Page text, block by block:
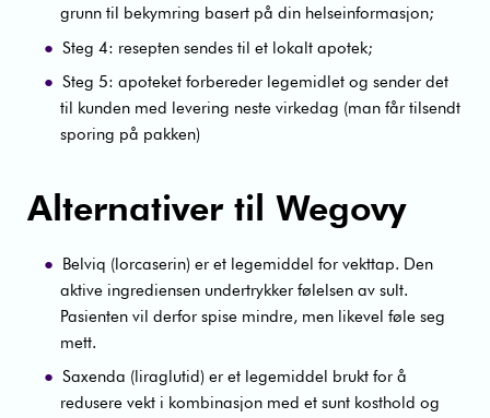
grunn til bekymring basert på din helseinformasjon;
Steg 4: resepten sendes til et lokalt apotek;
Steg 5: apoteket forbereder legemidlet og sender det
til kunden med levering neste virkedag (man får tilsendt
sporing på pakken)
Alternativer til Wegovy
Belviq (lorcaserin) er et legemiddel for vekttap. Den
aktive ingrediensen undertrykker følelsen av sult.
Pasienten vil derfor spise mindre, men likevel føle seg
mett.
Saxenda (liraglutid) er et legemiddel brukt for å
redusere vekt i kombinasjon med et sunt kosthold og